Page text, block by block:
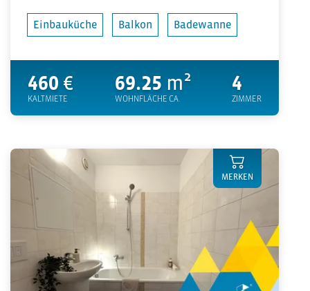
Einbauküche Balkon Badewanne
460 €
KALTMIETE
69.25 m²
WOHNFLÄCHE CA.
4
ZIMMER
MERKEN